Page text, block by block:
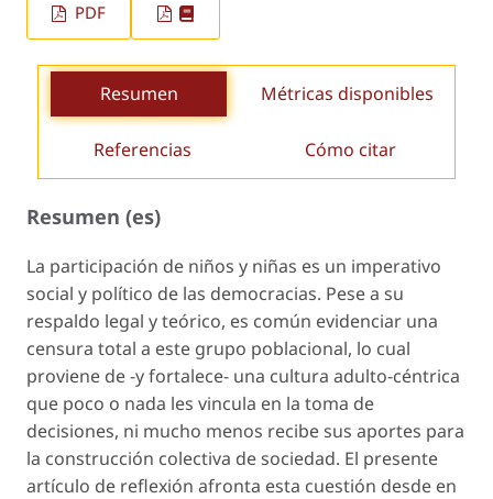
PDF
Resumen Métricas disponibles
Referencias Cómo citar
Resumen (es)
La participación de niños y niñas es un imperativo
social y político de las democracias. Pese a su
respaldo legal y teórico, es común evidenciar una
censura total a este grupo poblacional, lo cual
proviene de -y fortalece- una cultura adulto-céntrica
que poco o nada les vincula en la toma de
decisiones, ni mucho menos recibe sus aportes para
la construcción colectiva de sociedad. El presente
artículo de reflexión afronta esta cuestión desde en